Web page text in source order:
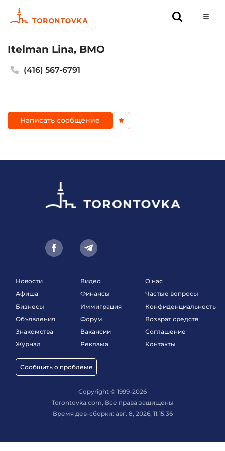
Itelman Lina, BMO
(416) 567-6791
Написать сообщение
Новости
Афиша
Бизнесы
Объявления
Знакомства
Журнал
Сообщить о проблеме
Видео
Финансы
Иммиграция
Форум
Вакансии
Реклама
О нас
Частые вопросы
Конфиденциальность
Возврат средств
Соглашение
Контакты
Copyright © 1999-2026
Torontovka.com, Все права защищены
Время дев-сборки: авг. 8, 2026, 11:15:36